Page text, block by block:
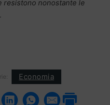
resistono nonostante le
Economia